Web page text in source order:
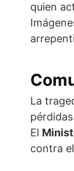
quien
La
El
contra